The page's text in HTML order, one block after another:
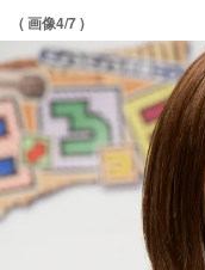
( 画像4/7 )